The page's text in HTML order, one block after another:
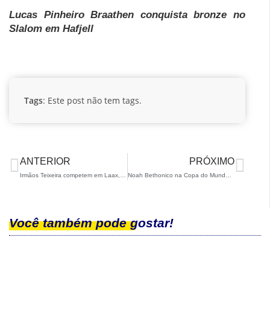
Lucas Pinheiro Braathen conquista bronze no
Slalom em Hafjell
Tags: Este post não tem tags.
ANTERIOR PRÓXIMO
Você também pode gostar!